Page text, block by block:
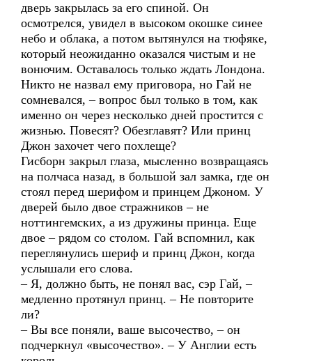
дверь закрылась за его спиной. Он
осмотрелся, увидел в высоком окошке синее
небо и облака, а потом вытянулся на тюфяке,
который неожиданно оказался чистым и не
вонючим. Оставалось только ждать Лондона.
Никто не назвал ему приговора, но Гай не
сомневался, – вопрос был только в том, как
именно он через несколько дней простится с
жизнью. Повесят? Обезглавят? Или принц
Джон захочет чего похлеще?
Гисборн закрыл глаза, мысленно возвращаясь
на полчаса назад, в большой зал замка, где он
стоял перед шерифом и принцем Джоном. У
дверей было двое стражников – не
ноттингемских, а из дружины принца. Еще
двое – рядом со столом. Гай вспомнил, как
переглянулись шериф и принц Джон, когда
услышали его слова.
– Я, должно быть, не понял вас, сэр Гай, –
медленно протянул принц. – Не повторите
ли?
– Вы все поняли, ваше высочество, – он
подчеркнул «высочество». – У Англии есть